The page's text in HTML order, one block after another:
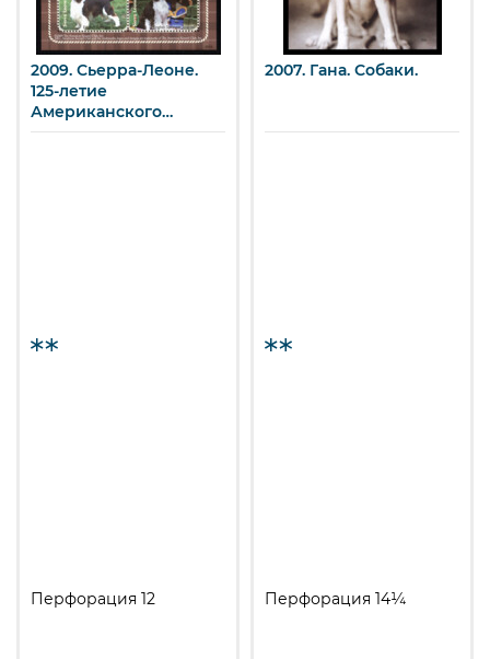
2009. Сьерра-Леоне.
125-летие
Американского
кинологического
Перфорация 12
2007. Гана. Собаки.
Перфорация 14¼